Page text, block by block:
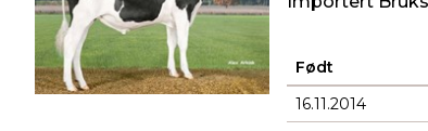
Født
16.11.2014